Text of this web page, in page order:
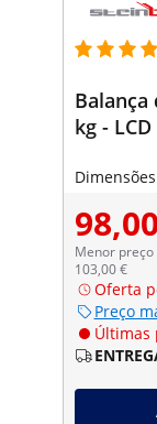
Balança
kg -
Dimensões
Menor
103,00 €
Oferta
Preço
Últimas